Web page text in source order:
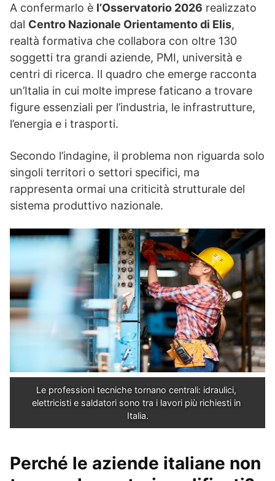
A confermarlo è l’Osservatorio 2026 realizzato
dal Centro Nazionale Orientamento di Elis,
realtà formativa che collabora con oltre 130
soggetti tra grandi aziende, PMI, università e
centri di ricerca. Il quadro che emerge racconta
un’Italia in cui molte imprese faticano a trovare
figure essenziali per l’industria, le infrastrutture,
l’energia e i trasporti.
Secondo l’indagine, il problema non riguarda solo
singoli territori o settori specifici, ma
rappresenta ormai una criticità strutturale del
sistema produttivo nazionale.
Le professioni tecniche tornano centrali: idraulici,
elettricisti e saldatori sono tra i lavori più richiesti in
Italia.
Perché le aziende italiane non